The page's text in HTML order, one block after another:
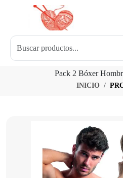
Pack 2 Bóxer
INICIO